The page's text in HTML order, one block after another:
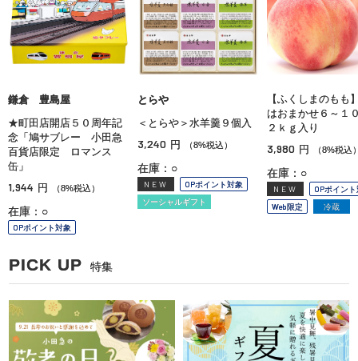
鎌倉 豊島屋
★町田店開店５０周年記
念「鳩サブレー 小田急
百貨店限定 ロマンス
缶」
1,944 円 （8%税込）
在庫：○
OPポイント対象
とらや
＜とらや＞水羊羹９個入
3,240 円 （8%税込）
在庫：○
NEW
OPポイント対象
ソーシャルギフト
【ふくしまのもも
はおまかせ６～１
２ｋｇ入り
3,980 円 （8%税込
在庫：○
NEW
OPポイン
Web限定
冷蔵
PICK UP 特集